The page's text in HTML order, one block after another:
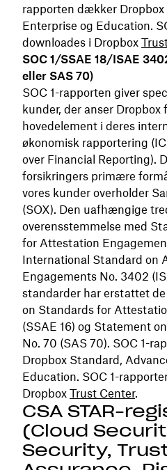
rapporten dækker
Enterprise og Education.
downloades i Dropbox
SOC 1/SSAE 18/ISAE
eller SAS 70)
SOC 1-rapporten giver
kunder, der anser
hovedelement i deres
økonomisk rapportering
over Financial Reporting).
forsikringers primære
vores kunder overholder
(SOX). Den uafhængige
overensstemmelse med
for Attestation
International Standard on
Engagements No. 3402
standarder har erstattet
on Standards for
(SSAE 16) og Statement
No. 70 (SAS 70). SOC 1-
Dropbox Standard,
Education. SOC 1-
Dropbox Trust Center.
CSA STAR-
(Cloud
Security,